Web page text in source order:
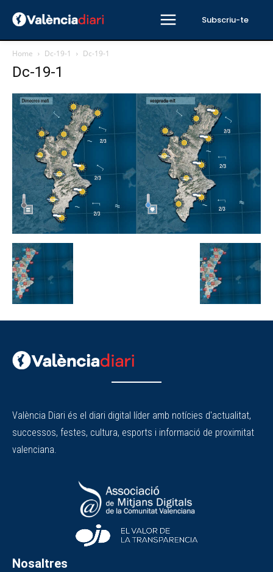
Subscriu-te
Home Dc-19-1 Dc-19-1
Dc-19-1
València Diari és el diari digital líder amb notícies d'actualitat,
successos, festes, cultura, esports i informació de proximitat
valenciana.
Nosaltres